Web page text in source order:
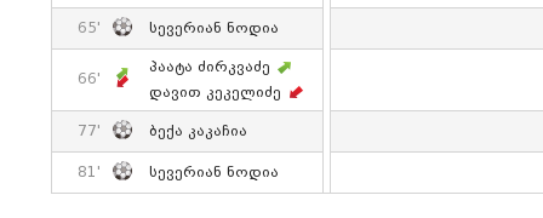
65' Სევერიან Ნოდია
66'
Პაატა Ძირკვაძე
Დავით Კეკელიძე
77' Ბექა Კაკაჩია
81' Სევერიან Ნოდია